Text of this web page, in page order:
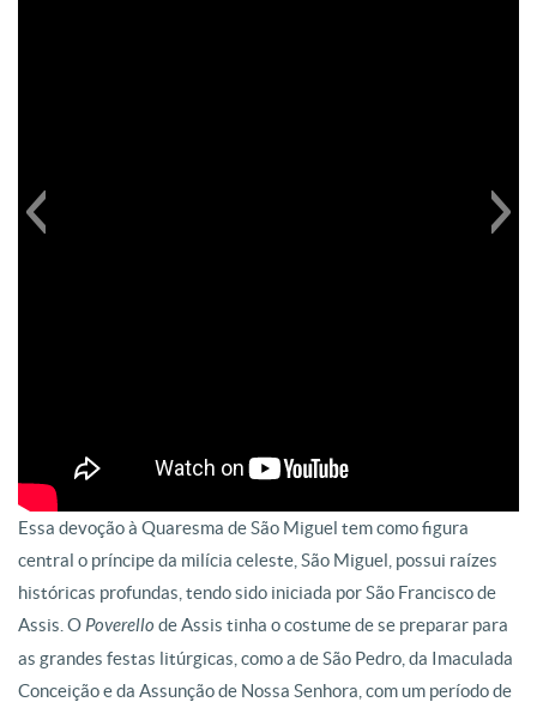
Essa devoção à Quaresma de São Miguel tem como figura
central o príncipe da milícia celeste, São Miguel, possui raízes
históricas profundas, tendo sido iniciada por São Francisco de
Assis. O Poverello de Assis tinha o costume de se preparar para
as grandes festas litúrgicas, como a de São Pedro, da Imaculada
Conceição e da Assunção de Nossa Senhora, com um período de